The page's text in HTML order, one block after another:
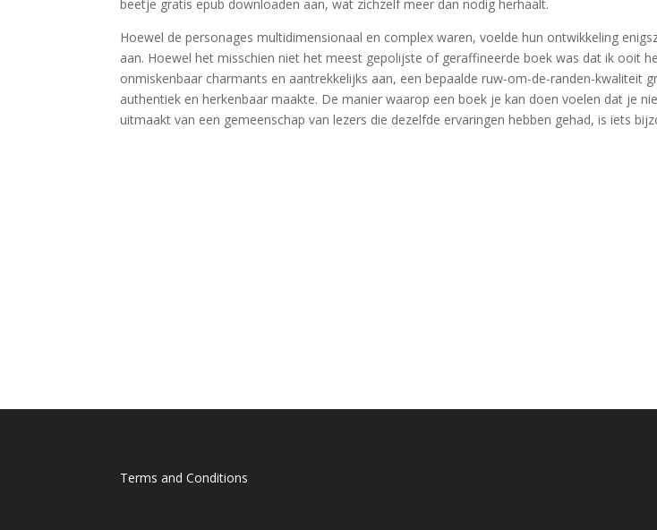
beetje gratis epub downloaden aan, wat zichzelf meer dan nodig herhaalt.
Hoewel de personages multidimensionaal en complex waren, voelde hun ontwikkeling
aan. Hoewel het misschien niet het meest gepolijste of geraffineerde boek was dat ik ooit
onmiskenbaar charmants en aantrekkelijks aan, een bepaalde ruw-om-de-randen-kwaliteit
authentiek en herkenbaar maakte. De manier waarop een boek je kan doen voelen dat je
uitmaakt van een gemeenschap van lezers die dezelfde ervaringen hebben gehad, is iets
Terms and Conditions